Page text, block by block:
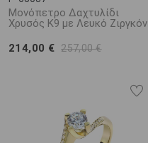
Μονόπετρο Δαχτυλίδι
Χρυσός Κ9 με Λευκό Ζιργκόν
214,00 € 257,00 €